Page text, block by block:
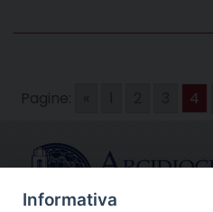
Pagine: 4
Informativa